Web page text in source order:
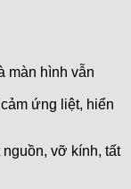
màn hình vẫn
ứng liệt, hiển